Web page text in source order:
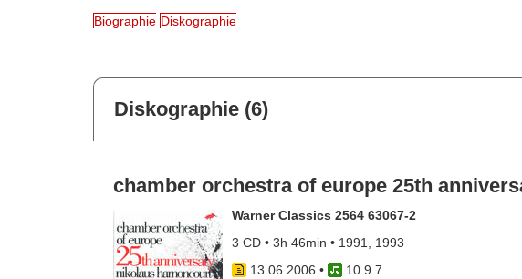
Biographie Diskographie
Diskographie (6)
chamber orchestra of europe 25th
Warner Classics 2564 63067-2
3 CD • 3h 46min • 1991, 1993
13.06.2006 •
10 9 7